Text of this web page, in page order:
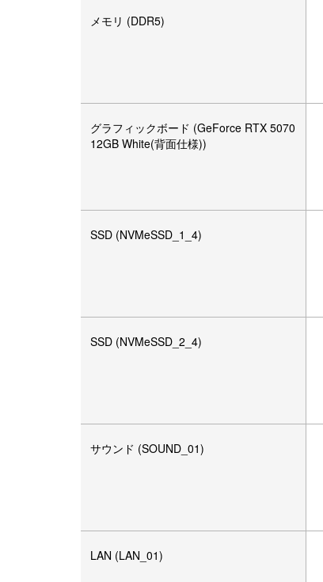
メモリ (DDR5)
グラフィックボード (GeForce RTX 5070
12GB White(背面仕様))
SSD (NVMeSSD_1_4)
SSD (NVMeSSD_2_4)
サウンド (SOUND_01)
LAN (LAN_01)